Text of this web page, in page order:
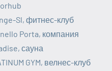
Sl, фитнес-клуб
Porta, компания
сауна
GYM, велнес-клуб